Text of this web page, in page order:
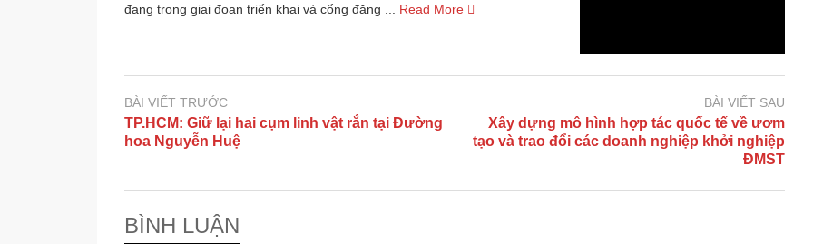
đang trong giai đoạn triển khai và cổng đăng ...
Read More
BÀI VIẾT TRƯỚC
TP.HCM: Giữ lại hai cụm linh vật rắn tại Đường
hoa Nguyễn Huệ
BÀI VIẾT SAU
Xây dựng mô hình hợp tác quốc tế về ươm
tạo và trao đổi các doanh nghiệp khởi nghiệp
ĐMST
BÌNH LUẬN